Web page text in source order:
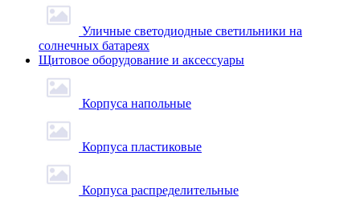
Уличные светодиодные светильники на
солнечных батареях
Щитовое оборудование и аксессуары
Корпуса напольные
Корпуса пластиковые
Корпуса распределительные